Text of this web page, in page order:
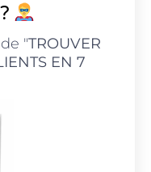
"TROUVER
EN 7